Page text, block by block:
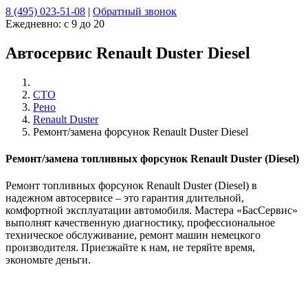
8 (495) 023-51-08 | Обратный звонок
Ежедневно: с 9 до 20
Автосервис Renault Duster Diesel
СТО
Рено
Renault Duster
Ремонт/замена форсунок Renault Duster Diesel
Ремонт/замена топливных форсунок Renault Duster (Diesel)
Ремонт топливных форсунок Renault Duster (Diesel) в
надежном автосервисе – это гарантия длительной,
комфортной эксплуатации автомобиля. Мастера «БасСервис»
выполнят качественную диагностику, профессиональное
техническое обслуживание, ремонт машин немецкого
производителя. Приезжайте к нам, не теряйте время,
экономьте деньги.